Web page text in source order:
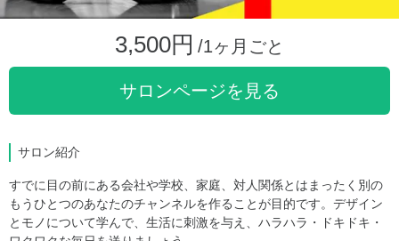
3,500円 /1ヶ月ごと
サロンページを見る
サロン紹介
すでに目の前にある会社や学校、家庭、対人関係とはまったく別の
もうひとつのあなたのチャンネルを作ることが目的です。デザイン
とモノについて学んで、生活に刺激を与え、ハラハラ・ドキドキ・